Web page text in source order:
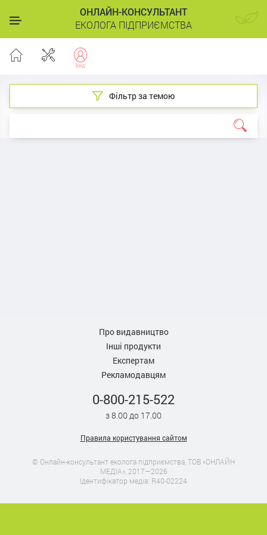
ОНЛАЙН-КОНСУЛЬТАНТ
ЕКОЛОГА ПІДПРИЄМСТВА
Фільтр за темою
Про видавництво
Інші продукти
Експертам
Рекламодавцям
0-800-215-522
з 8.00 до 17.00
Правила користування сайтом
© Онлайн-консультант еколога підприємства, ТОВ «ОНЛАЙН
МЕДІА», 2017—2026
Ідентифікатор медіа: R40-02224